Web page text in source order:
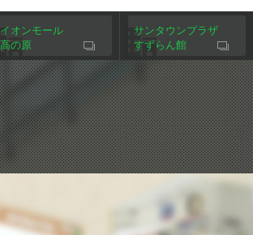
イオンモール
高の原
サンタウンプラザ
すずらん館